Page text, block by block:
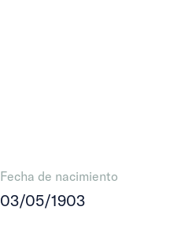
Fecha de nacimiento
03/05/1903